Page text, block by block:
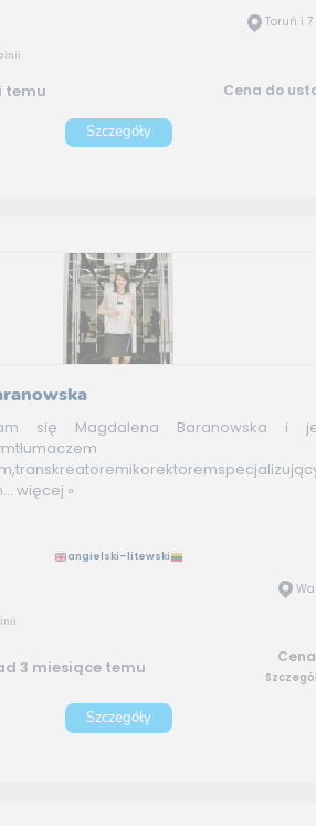
Toruń i
temu Cena do
Szczegóły
się Magdalena Baranowska i
więcej »
angielski–litewski
3 miesiące temu
Szczegóły